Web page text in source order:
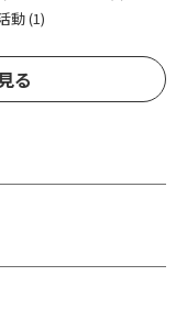
動 (1)
る